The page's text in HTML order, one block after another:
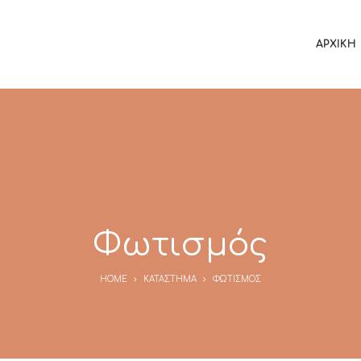
ΑΡΧΙΚΉ
Φωτισμός
HOME ΚΑΤΆΣΤΗΜΑ ΦΩΤΙΣΜΌΣ